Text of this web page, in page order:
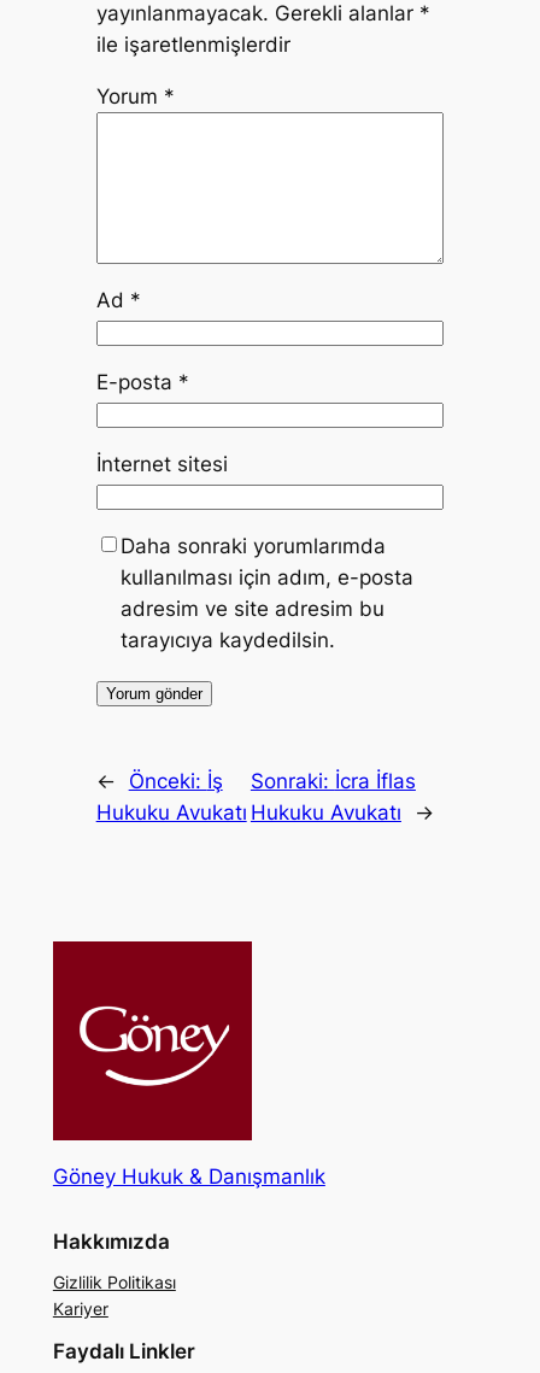
yayınlanmayacak. Gerekli alanlar *
ile işaretlenmişlerdir
Yorum *
Ad *
E-posta *
İnternet sitesi
Daha sonraki yorumlarımda
kullanılması için adım, e-posta
adresim ve site adresim bu
tarayıcıya kaydedilsin.
← Önceki: İş
Hukuku Avukatı
Sonraki: İcra İflas
Hukuku Avukatı
→
Göney Hukuk & Danışmanlık
Hakkımızda
Gizlilik Politikası
Kariyer
Faydalı Linkler